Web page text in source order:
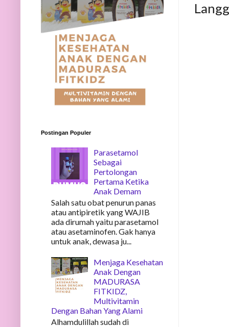
Postingan Populer
Parasetamol
Sebagai
Pertolongan
Pertama Ketika
Anak Demam
Salah satu obat penurun panas
atau antipiretik yang WAJIB
ada dirumah yaitu parasetamol
atau asetaminofen. Gak hanya
untuk anak, dewasa ju...
Menjaga Kesehatan
Anak Dengan
MADURASA
FITKIDZ,
Multivitamin
Dengan Bahan Yang Alami
Alhamdulillah sudah di